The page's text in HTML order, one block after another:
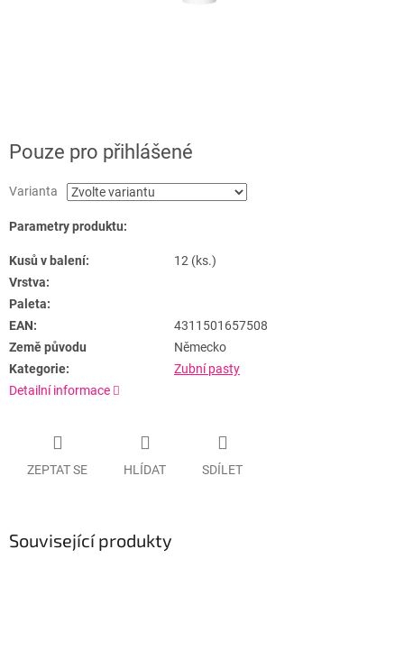
Pouze pro přihlášené
Varianta
Parametry produktu:
Kusů v balení:
12 (ks.)
Vrstva:
Paleta:
EAN:
4311501657508
Země původu
Německo
Kategorie:
Zubní pasty
Detailní informace
ZEPTAT SE HLÍDAT SDÍLET
Související produkty